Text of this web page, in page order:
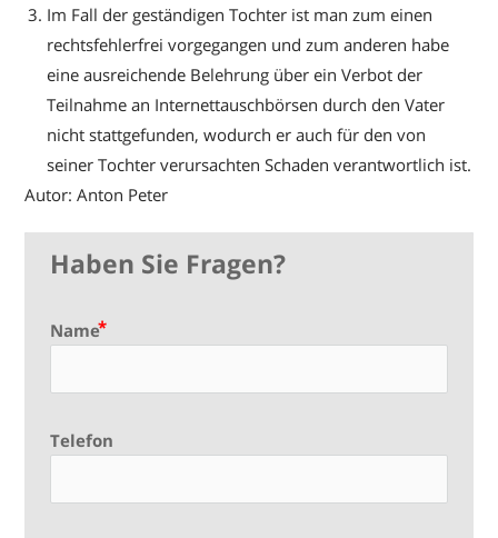
Im Fall der geständigen Tochter ist man zum einen
rechtsfehlerfrei vorgegangen und zum anderen habe
eine ausreichende Belehrung über ein Verbot der
Teilnahme an Internettauschbörsen durch den Vater
nicht stattgefunden, wodurch er auch für den von
seiner Tochter verursachten Schaden verantwortlich ist.
Autor: Anton Peter
Haben Sie Fragen?
Name
Telefon